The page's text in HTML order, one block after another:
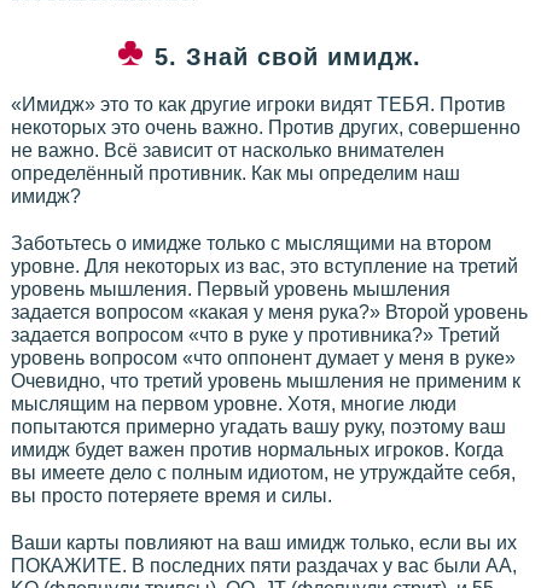
5. Знай свой имидж.
«Имидж» это то как другие игроки видят ТЕБЯ. Против
некоторых это очень важно. Против других, совершенно
не важно. Всё зависит от насколько внимателен
определённый противник. Как мы определим наш
имидж?
Заботьтесь о имидже только с мыслящими на втором
уровне. Для некоторых из вас, это вступление на третий
уровень мышления. Первый уровень мышления
задается вопросом «какая у меня рука?» Второй уровень
задается вопросом «что в руке у противника?» Третий
уровень вопросом «что оппонент думает у меня в руке»
Очевидно, что третий уровень мышления не применим к
мыслящим на первом уровне. Хотя, многие люди
попытаются примерно угадать вашу руку, поэтому ваш
имидж будет важен против нормальных игроков. Когда
вы имеете дело с полным идиотом, не утруждайте себя,
вы просто потеряете время и силы.
Ваши карты повлияют на ваш имидж только, если вы их
ПОКАЖИТЕ. В последних пяти раздачах у вас были AA,